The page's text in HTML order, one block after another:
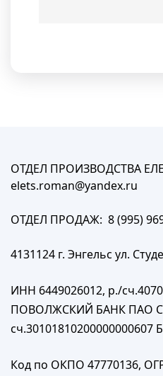
ОТДЕЛ ПРОИЗВОДСТВА
elets.roman@yandex.ru
ОТДЕЛ ПРОДАЖ: 8 (995)
4131124 г. Энгельс ул.
ИНН 6449026012, р./
ПОВОЛЖСКИЙ БАНК ПАО
сч.30101810200000000607
Код по ОКПО 47770136,